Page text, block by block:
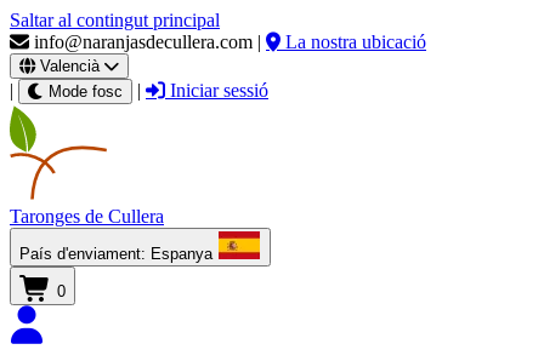
Saltar al contingut principal
info@naranjasdecullera.com | La nostra ubicació
Valencià
| Mode fosc | Iniciar sessió
Taronges de Cullera
País d'enviament: Espanya
0